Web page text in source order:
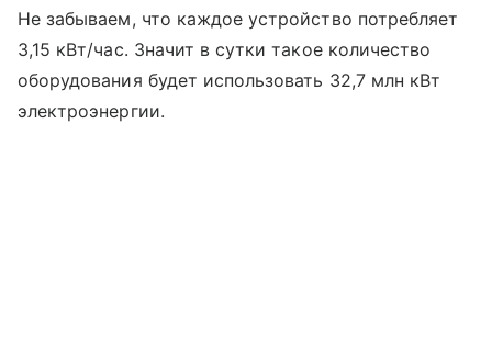
Не забываем, что каждое устройство потребляет
3,15 кВт/час. Значит в сутки такое количество
оборудования будет использовать 32,7 млн кВт
электроэнергии.